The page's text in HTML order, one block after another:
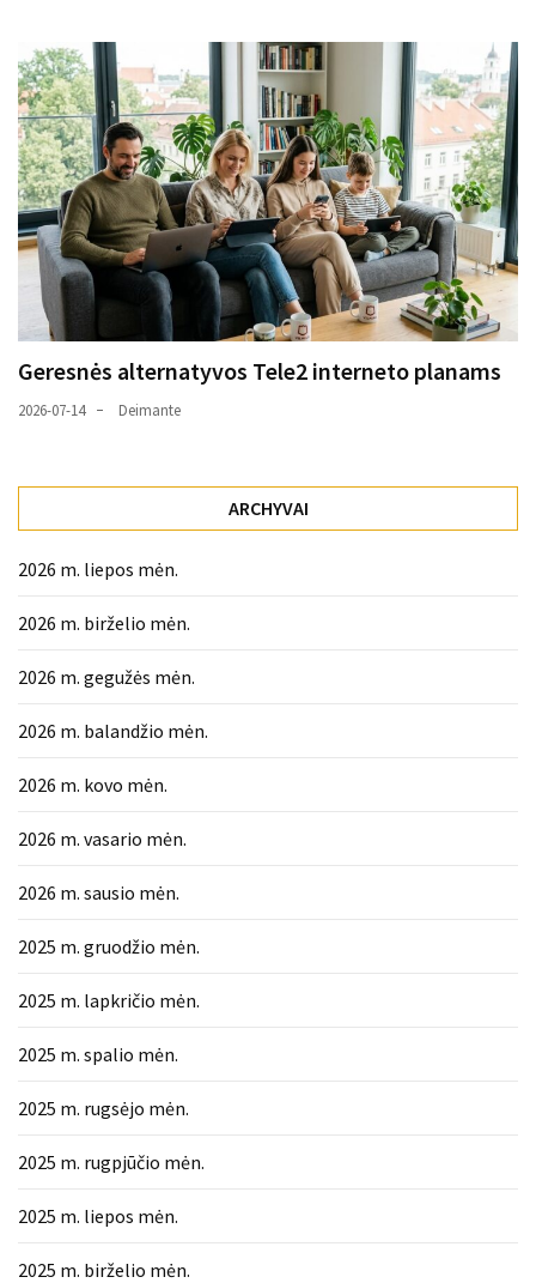
Geresnės alternatyvos Tele2 interneto planams
2026-07-14 Deimante
ARCHYVAI
2026 m. liepos mėn.
2026 m. birželio mėn.
2026 m. gegužės mėn.
2026 m. balandžio mėn.
2026 m. kovo mėn.
2026 m. vasario mėn.
2026 m. sausio mėn.
2025 m. gruodžio mėn.
2025 m. lapkričio mėn.
2025 m. spalio mėn.
2025 m. rugsėjo mėn.
2025 m. rugpjūčio mėn.
2025 m. liepos mėn.
2025 m. birželio mėn.